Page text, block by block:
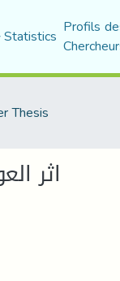
Statistics Profils
Thesis
اثر